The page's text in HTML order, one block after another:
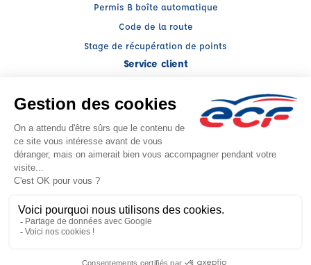
Permis B boîte automatique
Code de la route
Stage de récupération de points
Service client
My ECF
Conseils